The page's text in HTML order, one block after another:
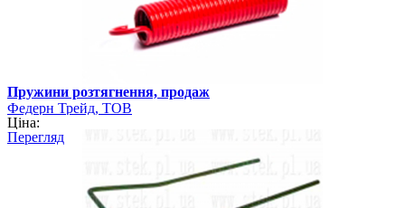
Пружини розтягнення, продаж
Федерн Трейд, ТОВ
Ціна:
Перегляд